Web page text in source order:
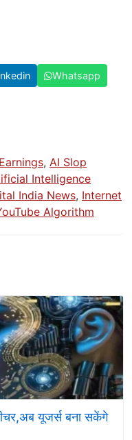
Whatsapp
, AI Slop
Intelligence
India News, Internet
Algorithm
यूजर्स बना सकेंगे